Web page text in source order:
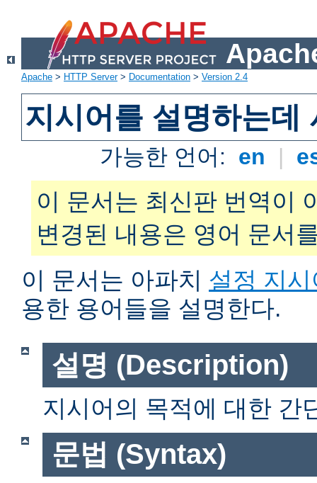
Apache > HTTP Server> Documentation > Version 2.4
지시어를 설명하는데
가능한 언어: en |
이 문서는 최신판 번역이
변경된 내용은 영어 문서
이 문서는 아파치 설정 지시
용한 용어들을 설명한다.
설명 (Description)
지시어의 목적에 대한 간
문법 (Syntax)